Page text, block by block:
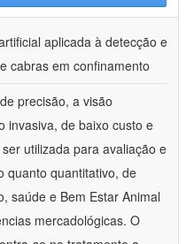
aplicada à detecção e
cabras em confinamento
precisão, a visão
invasiva, de baixo custo e
utilizada para avaliação e
quanto quantitativo, de
saúde e Bem Estar Animal
mercadológicas. O